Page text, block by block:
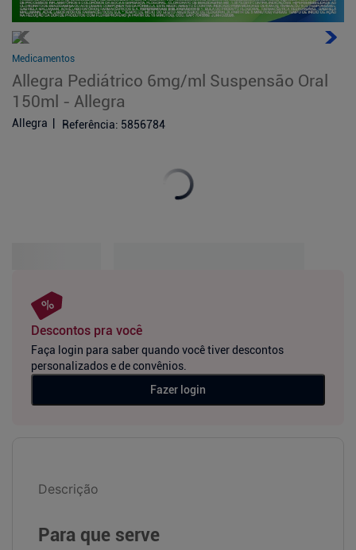
Medicamentos
Allegra Pediátrico 6mg/ml Suspensão Oral
150ml - Allegra
Allegra Referência: 5856784
Descontos pra você
Faça login para saber quando você tiver descontos
personalizados e de convênios.
Fazer login
Descrição
Para que serve